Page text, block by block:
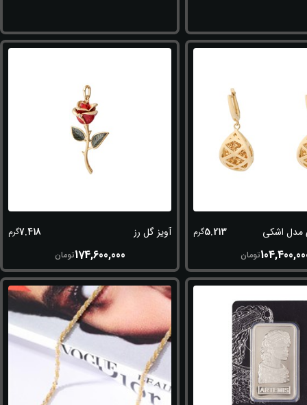
مدل اشکی 5.213گرم
تومان
آویز گل رز 7.418گرم
174,600,000تومان